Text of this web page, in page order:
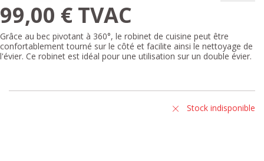
99,00 € TVAC
Grâce au bec pivotant à 360°, le robinet de cuisine peut être
confortablement tourné sur le côté et facilite ainsi le nettoyage de
l'évier. Ce robinet est idéal pour une utilisation sur un double évier.
Stock indisponible